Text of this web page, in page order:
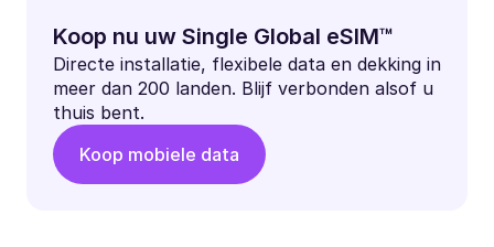
Koop nu uw Single Global eSIM™
Directe installatie, flexibele data en dekking in
meer dan 200 landen. Blijf verbonden alsof u
thuis bent.
Koop mobiele data